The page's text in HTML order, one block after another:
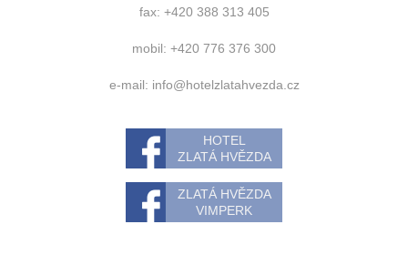
fax: +420 388 313 405
mobil: +420 776 376 300
e-mail: info@hotelzlatahvezda.cz
HOTEL
ZLATÁ HVĚZDA
ZLATÁ HVĚZDA
VIMPERK